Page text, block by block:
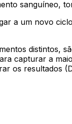
sanguíneo,
a um novo
distintos,
capturar a
os resultados